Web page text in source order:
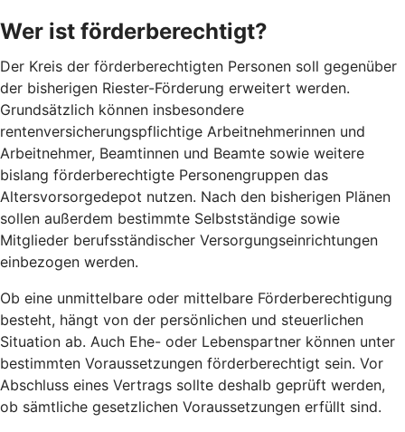
Wer ist förderberechtigt?
Der Kreis der förderberechtigten Personen soll gegenüber
der bisherigen Riester-Förderung erweitert werden.
Grundsätzlich können insbesondere
rentenversicherungspflichtige Arbeitnehmerinnen und
Arbeitnehmer, Beamtinnen und Beamte sowie weitere
bislang förderberechtigte Personengruppen das
Altersvorsorgedepot nutzen. Nach den bisherigen Plänen
sollen außerdem bestimmte Selbstständige sowie
Mitglieder berufsständischer Versorgungseinrichtungen
einbezogen werden.
Ob eine unmittelbare oder mittelbare Förderberechtigung
besteht, hängt von der persönlichen und steuerlichen
Situation ab. Auch Ehe- oder Lebenspartner können unter
bestimmten Voraussetzungen förderberechtigt sein. Vor
Abschluss eines Vertrags sollte deshalb geprüft werden,
ob sämtliche gesetzlichen Voraussetzungen erfüllt sind.